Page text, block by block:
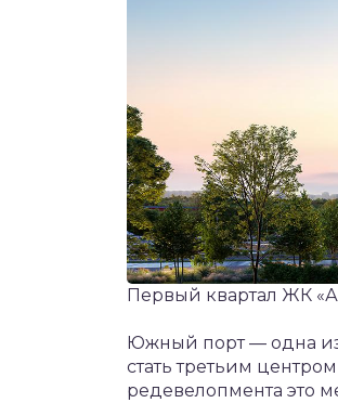
Первый квартал ЖК
Южный порт — одна из
стать третьим
редевелопмента это